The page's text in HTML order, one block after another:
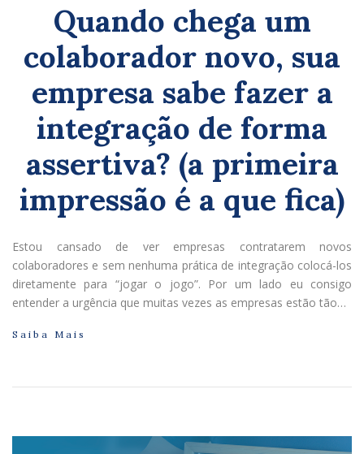
Quando chega um
colaborador novo, sua
empresa sabe fazer a
integração de forma
assertiva? (a primeira
impressão é a que fica)
Estou cansado de ver empresas contratarem novos
colaboradores e sem nenhuma prática de integração colocá-los
diretamente para “jogar o jogo”. Por um lado eu consigo
entender a urgência que muitas vezes as empresas estão tão…
Saiba Mais